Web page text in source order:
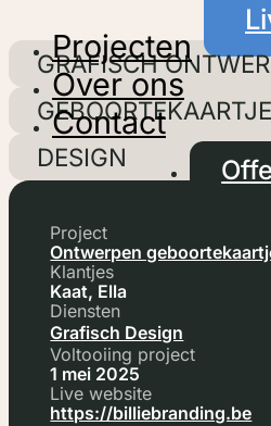
Projecten
Over ons
Contact
GRAFISCH
GEBOORTEKAARTJE
DESIGN
Project
Ontwerpen
Klantjes
Kaat, Ella
Diensten
Grafisch Design
Voltooiing project
1 mei 2025
Live website
https://billiebranding.be